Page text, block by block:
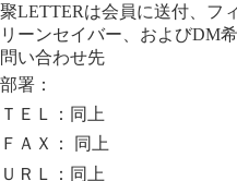
聚LETTERは会員に送付、フ
リーンセイバー、およびDM
問い合わせ先
部署：
ＴＥＬ：同上
ＦＡＸ： 同上
ＵＲＬ：同上